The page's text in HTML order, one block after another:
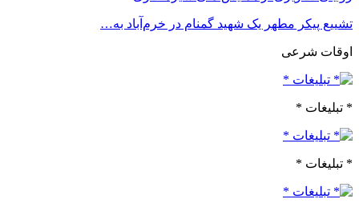
تشییع پیکر مطهر یک شهید گمنام در خرم‌آباد به…
اوقات شرعی
* تبلیغات *
* تبلیغات *